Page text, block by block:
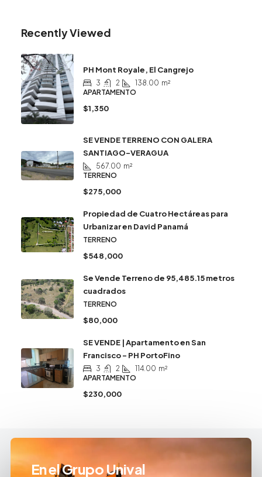
Recently Viewed
PH Mont Royale, El Cangrejo
3 2 138.00 m²
APARTAMENTO
$1,350
SE VENDE TERRENO CON GALERA
SANTIAGO-VERAGUA
567.00 m²
TERRENO
$275,000
Propiedad de Cuatro Hectáreas para
Urbanizar en David Panamá
TERRENO
$548,000
Se Vende Terreno de 95,485.15 metros
cuadrados
TERRENO
$80,000
SE VENDE | Apartamento en San
Francisco – PH PortoFino
3 2 114.00 m²
APARTAMENTO
$230,000
En el Grupo Unival